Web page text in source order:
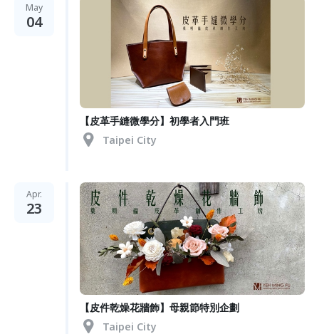
May
04
【皮革手縫微學分】初學者入門班
Taipei City
Apr.
23
【皮件乾燥花牆飾】母親節特別企劃
Taipei City